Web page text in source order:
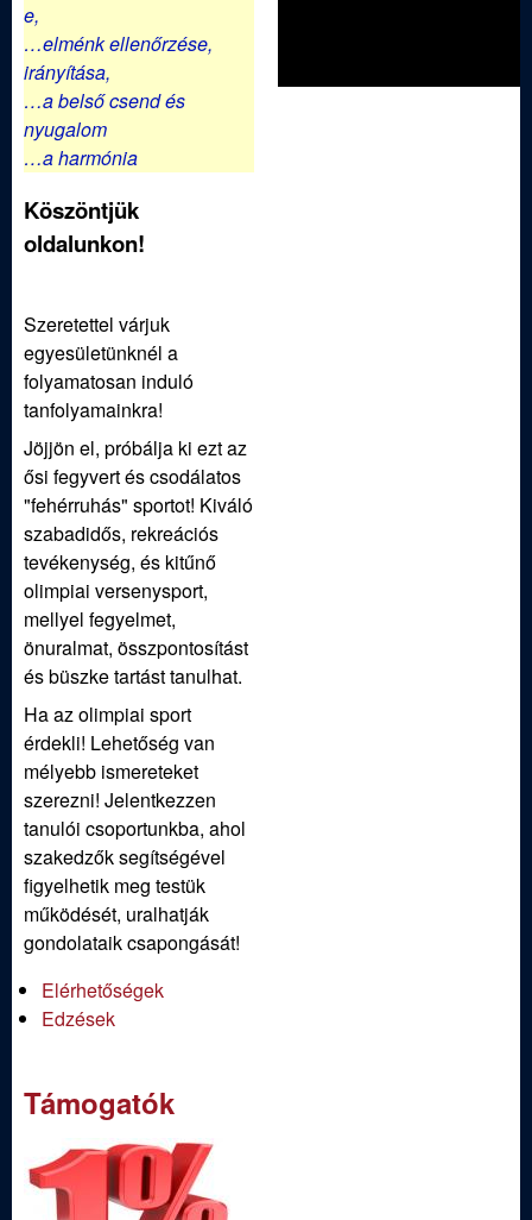
e
t
e,
…elménk ellenőrzése,
irányítása,
…a belső csend és
nyugalom
…a harmónia
Köszöntjük
oldalunkon!
Szeretettel várjuk
egyesületünknél a
folyamatosan induló
tanfolyamainkra!
Jöjjön el, próbálja ki ezt az
ősi fegyvert és csodálatos
"fehérruhás" sportot! Kiváló
szabadidős, rekreációs
tevékenység, és kitűnő
olimpiai versenysport,
mellyel fegyelmet,
önuralmat, összpontosítást
és büszke tartást tanulhat.
Ha az olimpiai sport
érdekli! Lehetőség van
mélyebb ismereteket
szerezni! Jelentkezzen
tanulói csoportunkba, ahol
szakedzők segítségével
figyelhetik meg testük
működését, uralhatják
gondolataik csapongását!
Elérhetőségek
Edzések
Támogatók